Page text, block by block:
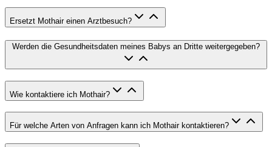
Ersetzt Mothair einen Arztbesuch?
Werden die Gesundheitsdaten meines Babys an Dritte weitergegeben?
Wie kontaktiere ich Mothair?
Für welche Arten von Anfragen kann ich Mothair kontaktieren?